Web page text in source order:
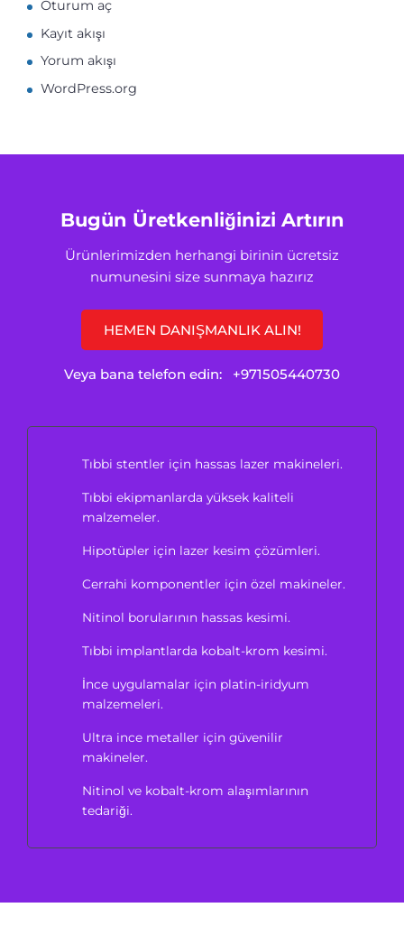
Oturum aç
Kayıt akışı
Yorum akışı
WordPress.org
Bugün Üretkenliğinizi Artırın
Ürünlerimizden herhangi birinin ücretsiz
numunesini size sunmaya hazırız
HEMEN DANIŞMANLIK ALIN!
Veya bana telefon edin: +971505440730
Tıbbi stentler için hassas lazer makineleri.
Tıbbi ekipmanlarda yüksek kaliteli
malzemeler.
Hipotüpler için lazer kesim çözümleri.
Cerrahi komponentler için özel makineler.
Nitinol borularının hassas kesimi.
Tıbbi implantlarda kobalt-krom kesimi.
İnce uygulamalar için platin-iridyum
malzemeleri.
Ultra ince metaller için güvenilir
makineler.
Nitinol ve kobalt-krom alaşımlarının
tedariği.